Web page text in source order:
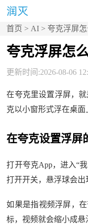
首页 > AI > 夸克浮屏
夸克浮屏怎
更新时间:2026-08-06
在夸克里设置浮屏，
克以小窗形式浮在桌面
在夸克设置浮屏
打开夸克App，进入“
打开开关，悬浮球会出
如果是指视频浮屏，
标，视频就会缩小成悬